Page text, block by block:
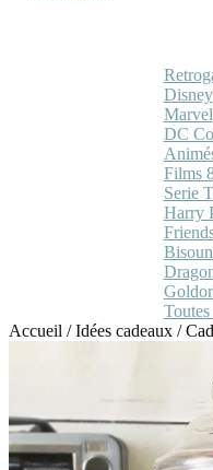
Disney
Marvel
DC
Films
Serie
Harry
Toutes
Accueil /Idées cadeaux /